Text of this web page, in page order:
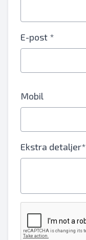
E-post *
Mobil
Ekstra detaljer*